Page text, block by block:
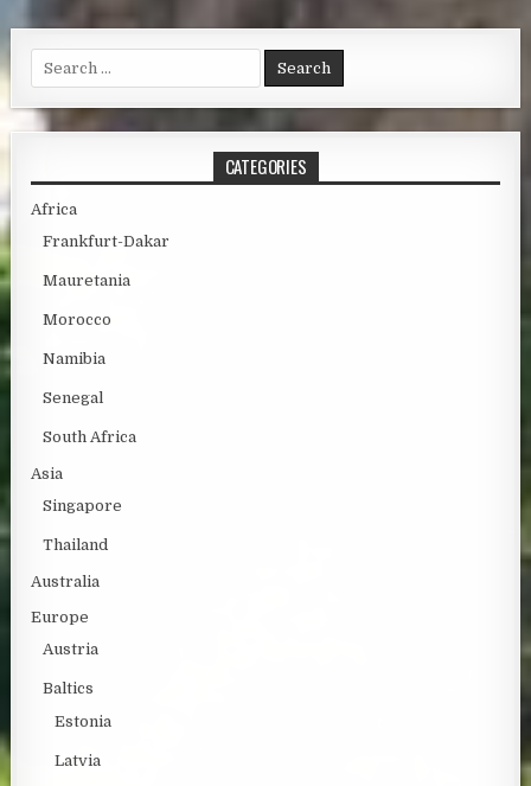
Search for:
CATEGORIES
Africa
Frankfurt-Dakar
Mauretania
Morocco
Namibia
Senegal
South Africa
Asia
Singapore
Thailand
Australia
Europe
Austria
Baltics
Estonia
Latvia